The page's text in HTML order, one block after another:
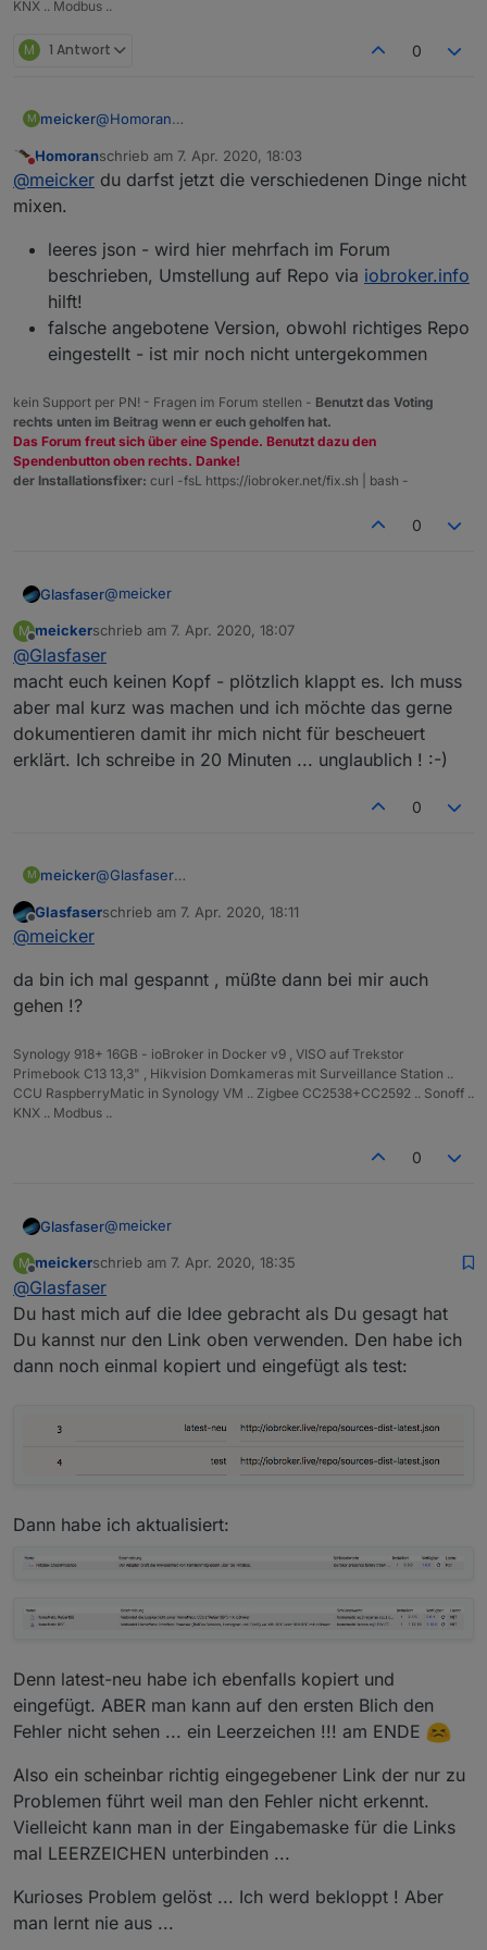
KNX .. Modbus ..
M 1 Antwort 0
M meicker@Homoran
erscheint alles richtig. Ich habe früher auch super
regelmäßig die Updates drin gehabt. Gefühlt seit dem
mehr - eigentlich war immer irgendwo ein Adapter der
ein Update hatte ... ob wichtig oder nicht ...
Nicht stören
Homoranschrieb am 7. Apr. 2020, 18:03
zuletzt editiert von
@meicker du darfst jetzt die verschiedenen Dinge nicht
mixen.
leeres json - wird hier mehrfach im Forum
beschrieben, Umstellung auf Repo via iobroker.info
hilft!
falsche angebotene Version, obwohl richtiges Repo
eingestellt - ist mir noch nicht untergekommen
kein Support per PN! - Fragen im Forum stellen - Benutzt das Voting
rechts unten im Beitrag wenn er euch geholfen hat.
Das Forum freut sich über eine Spende. Benutzt dazu den
Spendenbutton oben rechts. Danke!
der Installationsfixer: curl -fsL https://iobroker.net/fix.sh | bash -
0
Glasfaser@meicker
Also an IPv4 / IPv6 kann es nach meiner Meinung
nicht liegen .
Hatte zuvor bis Anfang März IPv6DS-Lite
Unitymedia mit der Fritzbox 6490 ,
jetzt Fritzbox 6591 mit Dual-Stack also echtes IPv4 .
... und daran hat sich auch nichts geändert ... kann
nur den oben gennannten Link nutzen .
M
Offline
meickerschrieb am 7. Apr. 2020, 18:07
zuletzt editiert von
@Glasfaser
macht euch keinen Kopf - plötzlich klappt es. Ich muss
aber mal kurz was machen und ich möchte das gerne
dokumentieren damit ihr mich nicht für bescheuert
erklärt. Ich schreibe in 20 Minuten ... unglaublich ! :-)
0
M meicker@Glasfaser
aber mal kurz was machen und ich möchte das gerne
Offline
Glasfaserschrieb am 7. Apr. 2020, 18:11
zuletzt editiert von
@meicker
da bin ich mal gespannt , müßte dann bei mir auch
gehen !?
Synology 918+ 16GB - ioBroker in Docker v9 , VISO auf Trekstor
Primebook C13 13,3" , Hikvision Domkameras mit Surveillance Station ..
CCU RaspberryMatic in Synology VM .. Zigbee CC2538+CC2592 .. Sonoff ..
KNX .. Modbus ..
0
Glasfaser@meicker
da bin ich mal gespannt , müßte dann bei mir auch
gehen !?
M
Offline
meickerschrieb am 7. Apr. 2020, 18:35
zuletzt editiert von
@Glasfaser
Du hast mich auf die Idee gebracht als Du gesagt hat
Du kannst nur den Link oben verwenden. Den habe ich
dann noch einmal kopiert und eingefügt als test:
Dann habe ich aktualisiert:
Denn latest-neu habe ich ebenfalls kopiert und
eingefügt. ABER man kann auf den ersten Blich den
Fehler nicht sehen ... ein Leerzeichen !!! am ENDE
Also ein scheinbar richtig eingegebener Link der nur zu
Problemen führt weil man den Fehler nicht erkennt.
Vielleicht kann man in der Eingabemaske für die Links
mal LEERZEICHEN unterbinden ...
Kurioses Problem gelöst ... Ich werd bekloppt ! Aber
man lernt nie aus ...